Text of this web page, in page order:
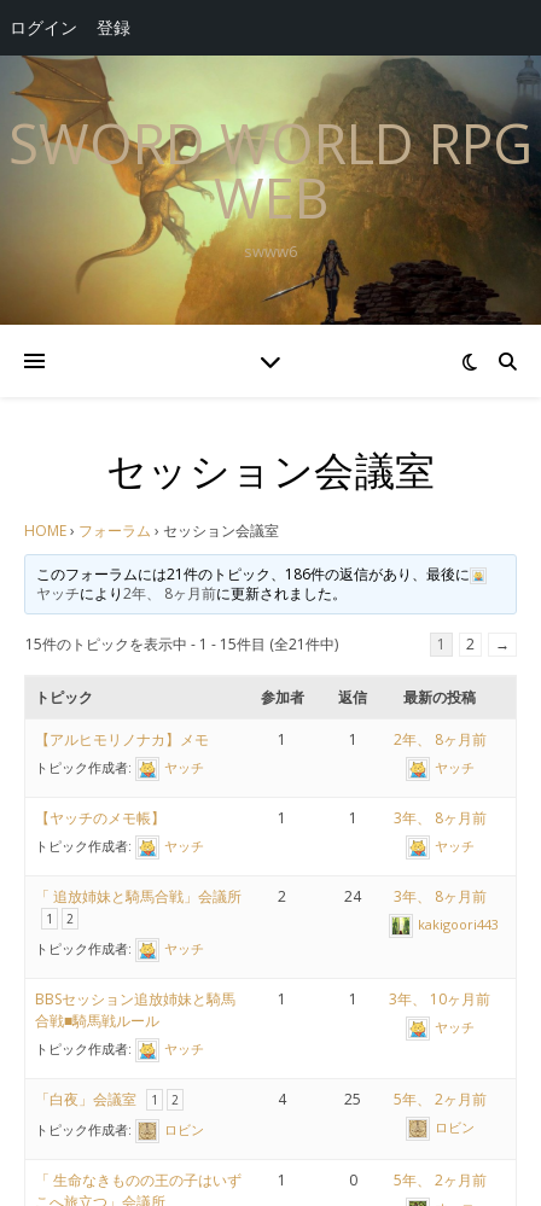
ログイン 登録
SWORD WORLD RPG
WEB
swww6
セッション会議室
HOME› フォーラム › セッション会議室
このフォーラムには21件のトピック、186件の返信があり、最後に
ヤッチにより2年、 8ヶ月前に更新されました。
15件のトピックを表示中 - 1 - 15件目 (全21件中) 1 2 →
トピック 参加者 返信 最新の投稿
【アルヒモリノナカ】メモ
トピック作成者: ヤッチ
1 1 2年、 8ヶ月前
ヤッチ
【ヤッチのメモ帳】
トピック作成者: ヤッチ
1 1 3年、 8ヶ月前
ヤッチ
「 追放姉妹と騎馬合戦」会議所
1 2
トピック作成者: ヤッチ
2 24 3年、 8ヶ月前
kakigoori443
BBSセッション追放姉妹と騎馬
合戦■騎馬戦ルール
トピック作成者: ヤッチ
1 1 3年、 10ヶ月前
ヤッチ
「白夜」会議室 1 2
トピック作成者: ロビン
4 25 5年、 2ヶ月前
ロビン
「 生命なきものの王の子はいず
1 0 5年、 2ヶ月前